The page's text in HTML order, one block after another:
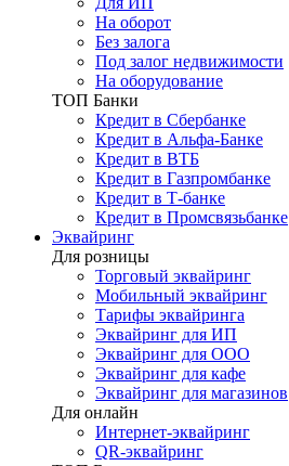
На оборот
Без залога
Под залог недвижимости
На оборудование
ТОП Банки
Кредит в Сбербанке
Кредит в Альфа-Банке
Кредит в ВТБ
Кредит в Газпромбанке
Кредит в Т-банке
Кредит в Промсвязьбанке
Эквайринг
Для розницы
Торговый эквайринг
Мобильный эквайринг
Тарифы эквайринга
Эквайринг для ИП
Эквайринг для ООО
Эквайринг для кафе
Эквайринг для магазинов
Для онлайн
Интернет-эквайринг
QR-эквайринг